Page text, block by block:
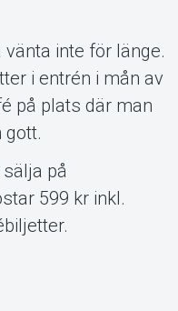
inte för länge.
i entrén i mån av
på plats där man
gott.
på
599 kr inkl.